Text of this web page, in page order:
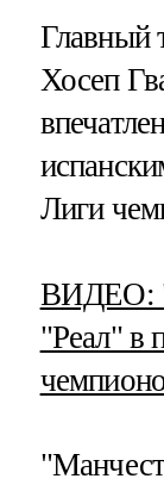
Главный
Хосеп
Лиги
​ВИДЕО:
"Реал" в